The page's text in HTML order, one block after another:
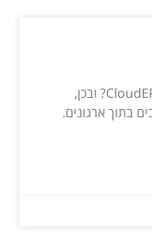
האם אתם יודעים מה זו מערכת CloudERP? ובכן,
בתוך ארגונים.